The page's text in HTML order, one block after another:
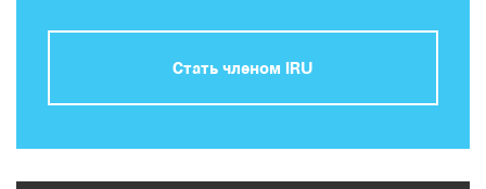
Стать членом IRU